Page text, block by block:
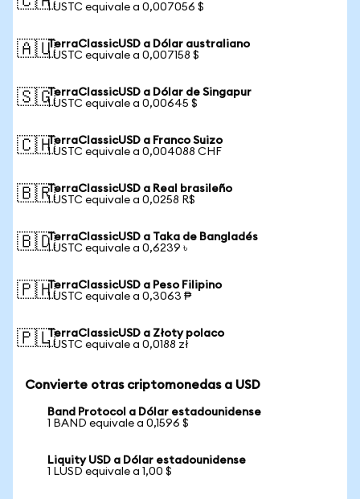
1 USTC equivale a 0,007056 $
🇦🇺TerraClassicUSD a Dólar australiano
1 USTC equivale a 0,007158 $
🇸🇬TerraClassicUSD a Dólar de Singapur
1 USTC equivale a 0,00645 $
🇨🇭TerraClassicUSD a Franco Suizo
1 USTC equivale a 0,004088 CHF
🇧🇷TerraClassicUSD a Real brasileño
1 USTC equivale a 0,0258 R$
🇧🇩TerraClassicUSD a Taka de Bangladés
1 USTC equivale a 0,6239 ৳
🇵🇭TerraClassicUSD a Peso Filipino
1 USTC equivale a 0,3063 ₱
🇵🇱TerraClassicUSD a Złoty polaco
1 USTC equivale a 0,0188 zł
Convierte otras criptomonedas a USD
Band Protocol a Dólar estadounidense
1 BAND equivale a 0,1596 $
Liquity USD a Dólar estadounidense
1 LUSD equivale a 1,00 $